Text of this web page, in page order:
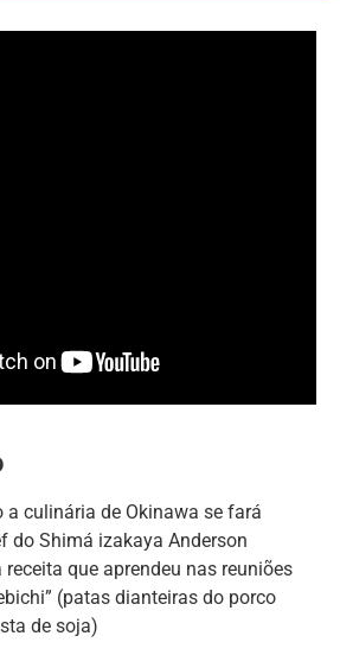
a culinária de Okinawa se fará
do Shimá izakaya Anderson
que aprendeu nas reuniões
(patas dianteiras do porco
de soja)